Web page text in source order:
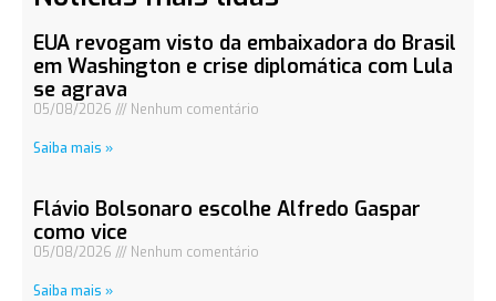
EUA revogam visto da embaixadora do Brasil
em Washington e crise diplomática com Lula
se agrava
05/08/2026 Nenhum comentário
Saiba mais »
Flávio Bolsonaro escolhe Alfredo Gaspar
como vice
05/08/2026 Nenhum comentário
Saiba mais »